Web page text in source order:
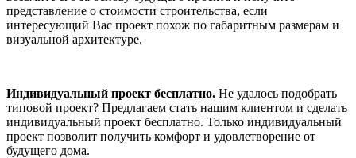
представление о стоимости строительства, если
интересующий Вас проект похож по габаритным размерам и
визуальной архитектуре.
Индивидуальный проект бесплатно. Не удалось подобрать
типовой проект? Предлагаем стать нашим клиентом и сделать
индивидуальный проект бесплатно. Только индивидуальный
проект позволит получить комфорт и удовлетворение от
будущего дома.